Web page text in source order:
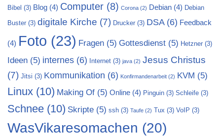
Bibel (3) Blog (4) Computer (8) Corona (2) Debian (4) Debian
Buster (3) digitale Kirche (7) Drucker (3) DSA(6) Feedback
(4) Foto (23) Fragen (5) Gottesdienst (5) Hetzner (3)
Ideen (5) internes (6) Internet (3) java (2) Jesus Christus
(7) Jitsi (3) Kommunikation (6) Konfirmandenarbeit (2) KVM (5)
Linux (10) Making Of (5) Online (4) Pinguin (3) Schleife (3)
Schnee (10) Skripte (5) ssh (3) Taufe (2) Tux (3) VoIP (3)
WasVikaresomachen (20)